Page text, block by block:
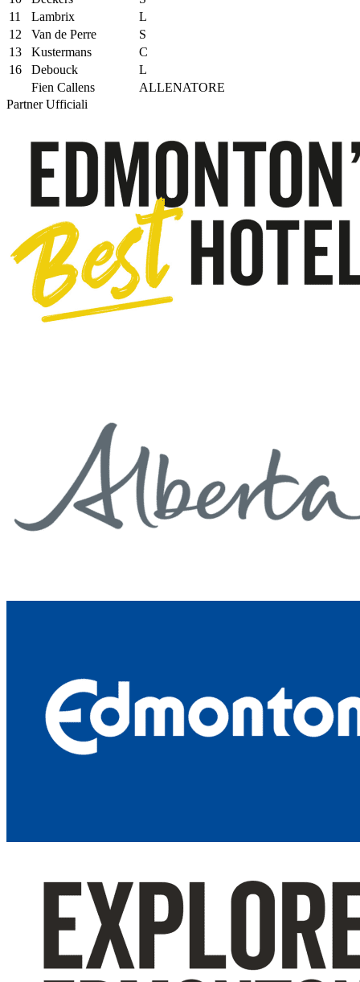
11
Lambrix
L
12
Van de Perre
S
13
Kustermans
C
16
Debouck
L
Fien Callens
ALLENATORE
Partner Ufficiali